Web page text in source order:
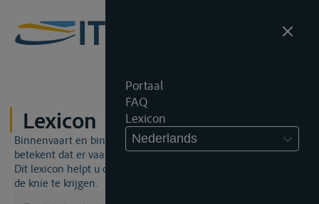
Portaal
FAQ
Lexicon
Nederlands
Lexicon
Binnenvaart en binnenvaartrecht is een unieke wereld. Dat
betekent dat er vaak een specifiek vakjargon gebruikt wordt.
Dit lexicon helpt u om een aantal broodnodige termen onder
de knie te krijgen.